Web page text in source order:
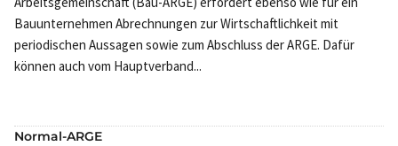
Bauunternehmen Abrechnungen zur Wirtschaftlichkeit mit
periodischen Aussagen sowie zum Abschluss der ARGE. Dafür
können auch vom Hauptverband...
Normal-ARGE